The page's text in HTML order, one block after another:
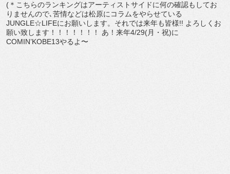
(＊こちらのランキングはアーティストサイドに何の確認もしてお
りませんので､苦情などは松原にコラムをやらせている
JUNGLE☆LIFEにお願いします。それでは来年も皆様!! よろしくお
願い致します！！！！！！！ あ！来年4/29(月・祝)に
COMIN’KOBE13やるよ〜